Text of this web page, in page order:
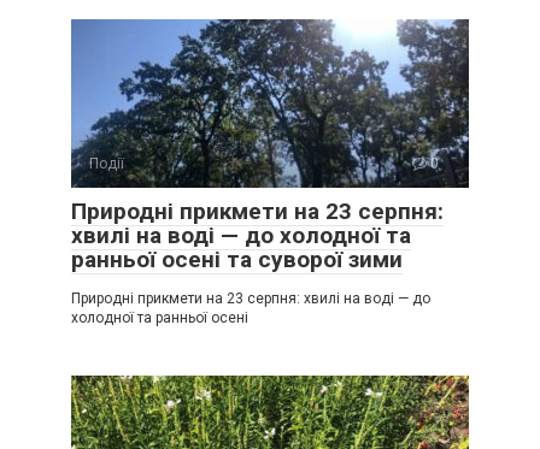
Події 0
Природні прикмети на 23 серпня:
хвилі на воді — до холодної та
ранньої осені та суворої зими
Природні прикмети на 23 серпня: хвилі на воді — до
холодної та ранньої осені